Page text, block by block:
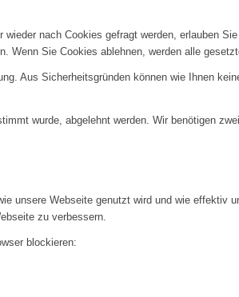
nach Cookies gefragt werden, erlauben
Sie Cookies ablehnen, werden alle
Aus Sicherheitsgründen können wie Ihnen
wurde, abgelehnt werden. Wir benötigen
unsere Webseite genutzt wird und wie effektiv
zu verbessern.
blockieren: